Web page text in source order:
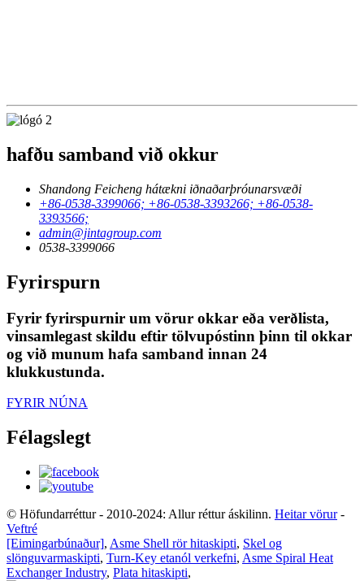
hafðu samband við okkur
Shandong Feicheng hátækni iðnaðarþróunarsvæði
+86-0538-3399066; +86-0538-3393266; +86-0538-
3393566;
admin@jintagroup.com
0538-3399066
Fyrirspurn
Fyrir fyrirspurnir um vörur okkar eða verðlista,
vinsamlegast skildu eftir tölvupóstinn þinn til okkar
og við munum hafa samband innan 24
klukkustunda.
FYRIR NÚNA
Félagslegt
© Höfundarréttur - 2010-2024: Allur réttur áskilinn. Heitar vörur-
Veftré
[Eimingarbúnaður], Asme Shell rör hitaskipti, Skel og
slönguvarmaskipti, Turn-Key etanól verkefni, Asme Spiral Heat
Exchanger Industry, Plata hitaskipti,